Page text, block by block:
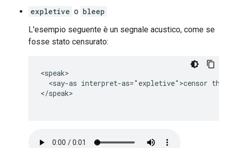
expletive o bleep
L'esempio seguente è un segnale acustico, come se
fosse stato censurato:
<speak>
<say-as interpret-as="expletive">censor
</speak>